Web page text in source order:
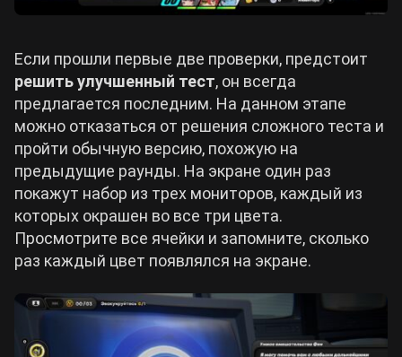
Если прошли первые две проверки, предстоит
решить улучшенный тест, он всегда
предлагается последним. На данном этапе
можно отказаться от решения сложного теста и
пройти обычную версию, похожую на
предыдущие раунды. На экране один раз
покажут набор из трех мониторов, каждый из
которых окрашен во все три цвета.
Просмотрите все ячейки и запомните, сколько
раз каждый цвет появлялся на экране.